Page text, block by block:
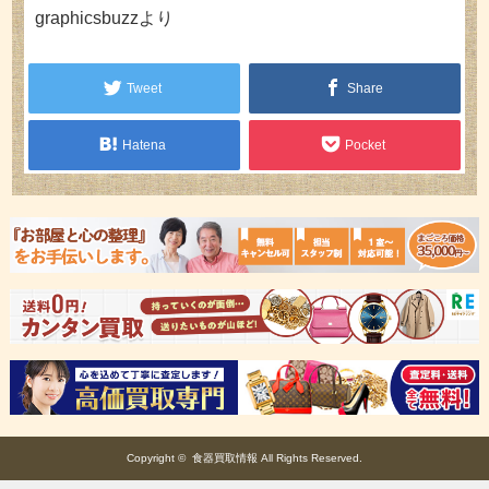
graphicsbuzzより
Tweet Share
Hatena Pocket
Copyright © 食器買取情報 All Rights Reserved.